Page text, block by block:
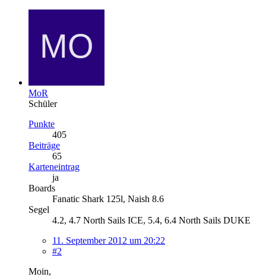
MoR
Schüler
Punkte
405
Beiträge
65
Karteneintrag
ja
Boards
Fanatic Shark 125l, Naish 8.6
Segel
4.2, 4.7 North Sails ICE, 5.4, 6.4 North Sails DUKE
11. September 2012 um 20:22
#2
Moin,